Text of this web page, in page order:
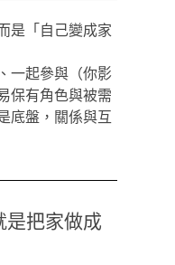
是「自己變成家
一起參與（你影
保有角色與被需
底盤，關係與互
是把家做成